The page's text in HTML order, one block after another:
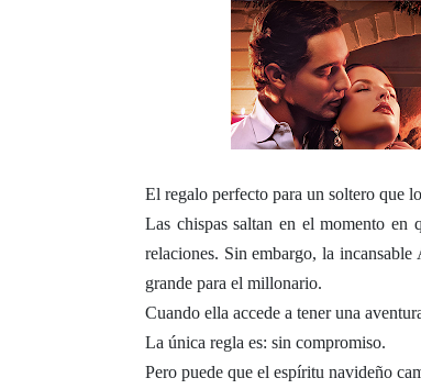
El regalo perfecto para un soltero que
Las chispas saltan en el momento
relaciones. Sin embargo, la
grande para el millonario.
Cuando ella accede a tener una
La única regla es: sin compromiso.
Pero puede que el espíritu navideño